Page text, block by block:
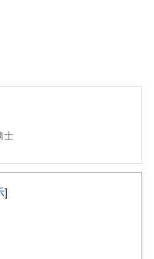
士
ト。在職中にCFP(R)、社会
保険労務士法人で介護離職防
あなたの夢を実現し不安を
ーに個別相談やセミナー講
]